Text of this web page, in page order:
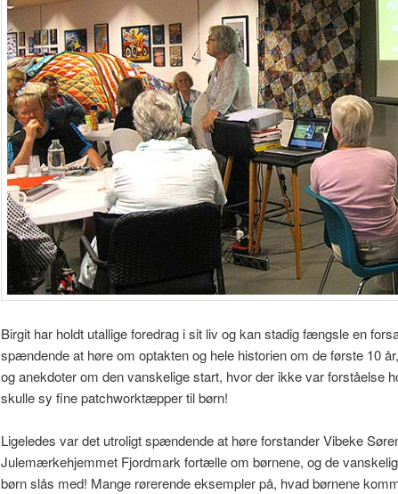
Birgit har holdt utallige foredrag i sit liv og kan stadig fængsle en
spændende at høre om optakten og hele historien om de første 10
og anekdoter om den vanskelige start, hvor der ikke var forståelse
skulle sy fine patchworktæpper til børn!
Ligeledes var det utroligt spændende at høre forstander Vibeke
Julemærkehjemmet Fjordmark fortælle om børnene, og de
børn slås med! Mange rørerende eksempler på, hvad børnene